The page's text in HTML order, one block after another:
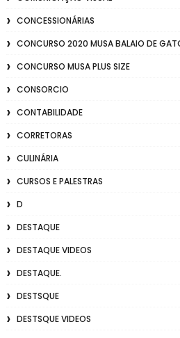
CONCESSIONÁRIAS
CONCURSO 2020 MUSA BALAIO DE
CONCURSO MUSA PLUS SIZE
CONSORCIO
CONTABILIDADE
CORRETORAS
CULINÁRIA
CURSOS E PALESTRAS
D
DESTAQUE
DESTAQUE VIDEOS
DESTAQUE.
DESTSQUE
DESTSQUE VIDEOS